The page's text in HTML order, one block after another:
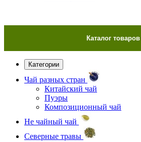
Каталог товаров
Категории
Чай разных стран
Китайский чай
Пуэры
Композиционный чай
Не чайный чай
Северные травы